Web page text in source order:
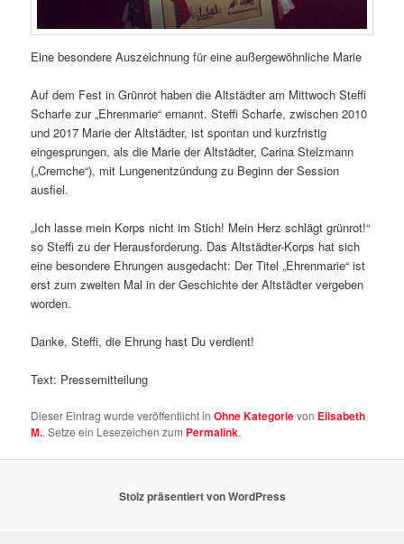
Eine besondere Auszeichnung für eine außergewöhnliche Marie
Auf dem Fest in Grünrot haben die Altstädter am Mittwoch Steffi
Scharfe zur „Ehrenmarie“ ernannt. Steffi Scharfe, zwischen 2010
und 2017 Marie der Altstädter, ist spontan und kurzfristig
eingesprungen, als die Marie der Altstädter, Carina Stelzmann
(„Cremche“), mit Lungenentzündung zu Beginn der Session
ausfiel.
„Ich lasse mein Korps nicht im Stich! Mein Herz schlägt grünrot!“
so Steffi zu der Herausforderung. Das Altstädter-Korps hat sich
eine besondere Ehrungen ausgedacht: Der Titel „Ehrenmarie“ ist
erst zum zweiten Mal in der Geschichte der Altstädter vergeben
worden.
Danke, Steffi, die Ehrung hast Du verdient!
Text: Pressemitteilung
Dieser Eintrag wurde veröffentlicht inOhne Kategorievon Elisabeth
M.. Setze ein Lesezeichen zum Permalink.
Stolz präsentiert von WordPress